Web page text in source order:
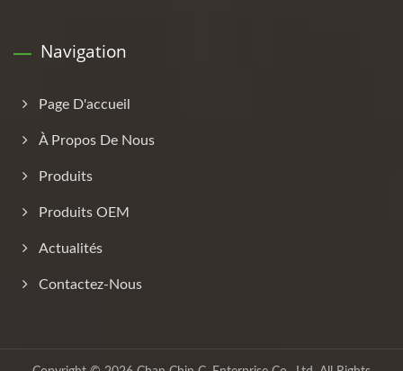
Navigation
Page D'accueil
À Propos De Nous
Produits
Produits OEM
Actualités
Contactez-Nous